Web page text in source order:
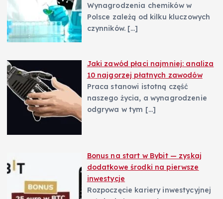
Wynagrodzenia chemików w
Polsce zależą od kilku kluczowych
czynników. […]
Jaki zawód płaci najmniej: analiza
10 najgorzej płatnych zawodów
Praca stanowi istotną część
naszego życia, a wynagrodzenie
odgrywa w tym […]
Bonus na start w Bybit — zyskaj
dodatkowe środki na pierwsze
inwestycje
Rozpoczęcie kariery inwestycyjnej